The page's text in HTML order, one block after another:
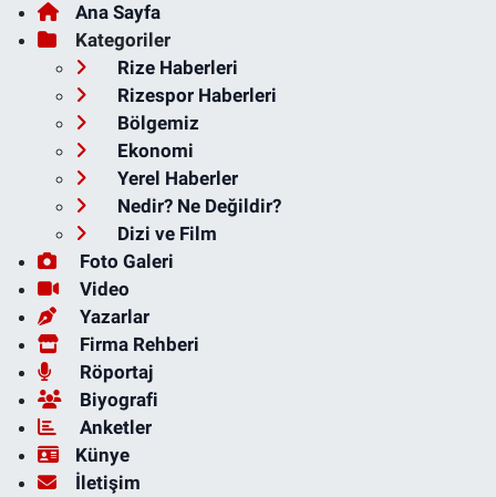
Ana Sayfa
Kategoriler
Rize Haberleri
Rizespor Haberleri
Bölgemiz
Ekonomi
Yerel Haberler
Nedir? Ne Değildir?
Dizi ve Film
Foto Galeri
Video
Yazarlar
Firma Rehberi
Röportaj
Biyografi
Anketler
Künye
İletişim